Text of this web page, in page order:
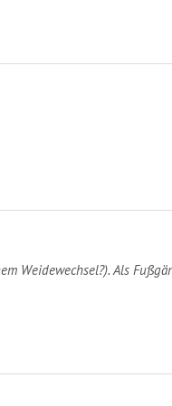
Weidewechsel?). Als